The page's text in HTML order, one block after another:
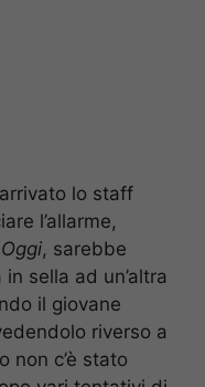
lo staff
l’allarme,
, sarebbe
sella ad un’altra
il giovane
riverso a
non c’è stato